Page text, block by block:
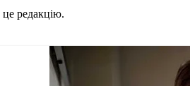
редакцію.